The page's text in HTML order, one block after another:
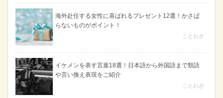
海外赴任する女性に喜ばれるプレゼント12選！かさば
らないものがポイント！
ことわざ
イケメンを表す言葉18選！日本語から外国語まで類語
や言い換え表現をご紹介
ことわざ